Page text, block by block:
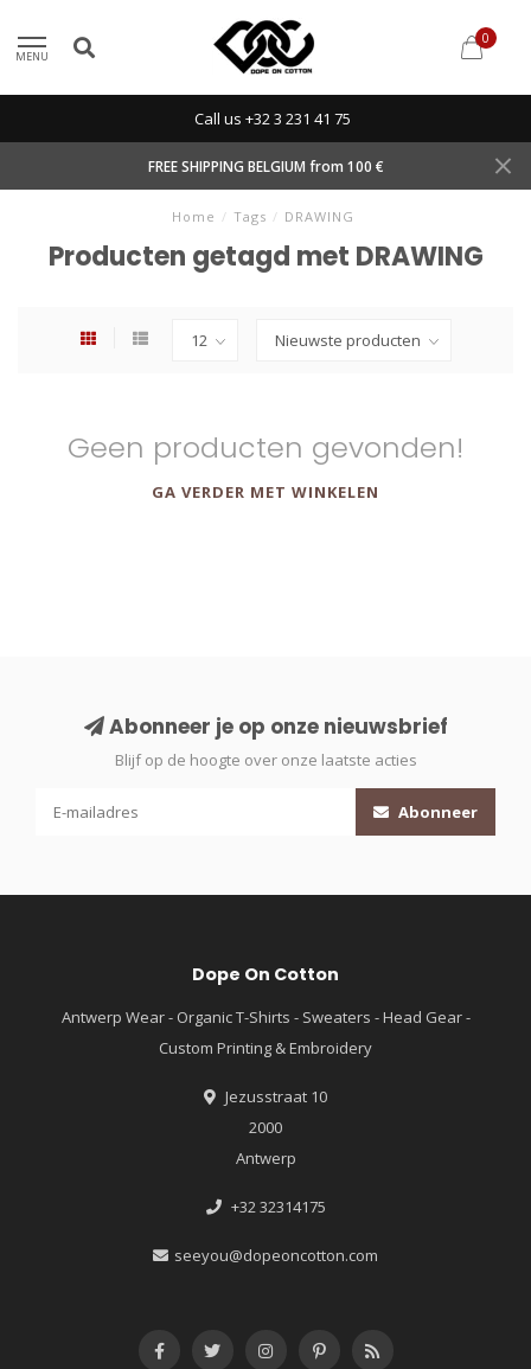
MENU
0
Call us +32 3 231 41 75
FREE SHIPPING BELGIUM from 100 €
Home / Tags / DRAWING
Producten getagd met DRAWING
Geen producten gevonden!
GA VERDER MET WINKELEN
Abonneer je op onze nieuwsbrief
Blijf op de hoogte over onze laatste acties
Abonneer
Dope On Cotton
Antwerp Wear - Organic T-Shirts - Sweaters - Head Gear -
Custom Printing & Embroidery
Jezusstraat 10
2000
Antwerp
+32 32314175
seeyou@dopeoncotton.com